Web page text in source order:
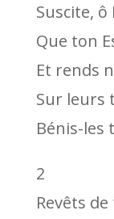
Suscite,
Que ton
Et rends
Sur leurs
Bénis-les
2
Revêts